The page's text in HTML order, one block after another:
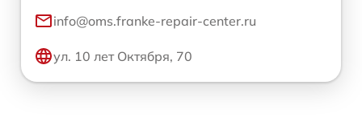
info@oms.franke-repair-center.ru
ул. 10 лет Октября, 70